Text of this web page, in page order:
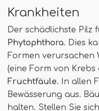
Krankheiten
Der schädlichste Pilz
Phytophthora. Dies
Formen verursachen
(eine Form von
Fruchtfäule. In allen
Bewässerung aus.
halten. Stellen Sie